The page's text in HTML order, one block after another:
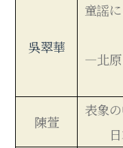
吳翠華
童謡
―北原
陳萱
表象